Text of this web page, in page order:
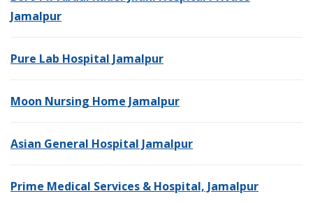
Jamalpur
Pure Lab Hospital Jamalpur
Moon Nursing Home Jamalpur
Asian General Hospital Jamalpur
Prime Medical Services & Hospital, Jamalpur